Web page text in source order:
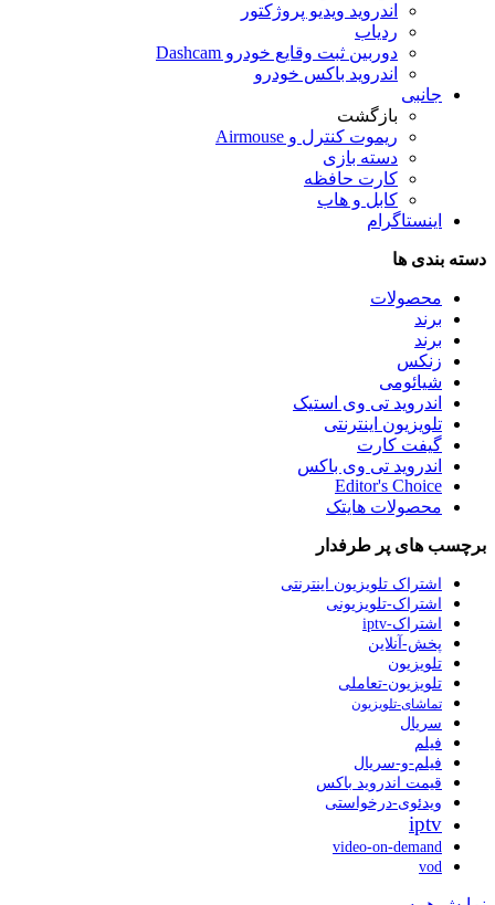
اندروید ویدیو پروژکتور
ردیاب
دوربین ثبت وقایع خودرو Dashcam
اندروید باکس خودرو
جانبی
بازگشت
ریموت کنترل و Airmouse
دسته بازی
کارت حافظه
کابل و هاب
اینستاگرام
دسته بندی ها
محصولات
برند
برند
زنکس
شیائومی
اندروید تی وی استیک
تلویزیون اینترنتی
گیفت کارت
اندروید تی وی باکس
Editor's Choice
محصولات هایتک
برچسب های پر طرفدار
اشتراک تلویزیون اینترنتی
اشتراک-تلویزیونی
اشتراک-iptv
پخش-آنلاین
تلویزیون
تلویزیون-تعاملی
تماشای-تلویزیون
سریال
فیلم
فیلم-و-سریال
قیمت اندروید باکس
ویدئوی-درخواستی
iptv
video-on-demand
vod